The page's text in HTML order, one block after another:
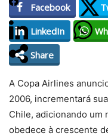
Facebook
LinkedIn
Share
A Copa Airlines
2006, incrementará
Chile, adicionando um
obedece à crescente